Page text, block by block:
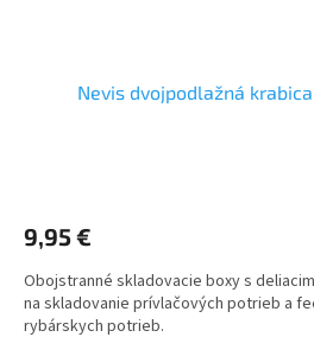
Nevis dvojpodlažná
9,95 €
Obojstranné skladovacie boxy s
na skladovanie prívlačových potrieb a
rybárskych potrieb.